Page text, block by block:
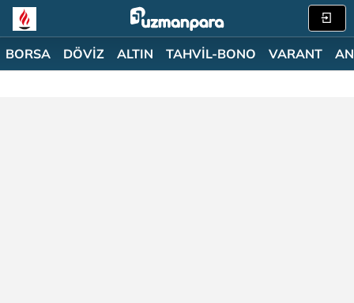
BORSA DÖVİZ ALTIN TAHVİL-BONO VARANT